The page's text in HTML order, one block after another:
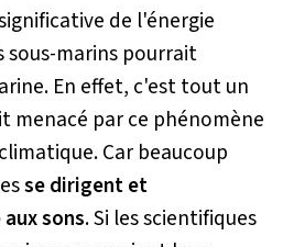
de l'énergie
sous-marins pourrait
En effet, c'est tout un
menacé par ce phénomène
Car beaucoup
se dirigent et
sons. Si les scientifiques